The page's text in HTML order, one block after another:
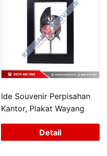
Ide Souvenir Perpisahan
Kantor, Plakat Wayang
Detail